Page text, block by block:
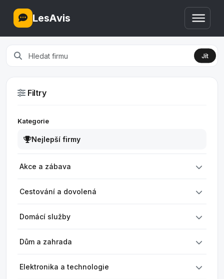
LesAvis
Jít
Filtry
Kategorie
Nejlepší firmy
Akce a zábava
Cestování a dovolená
Domácí služby
Dům a zahrada
Elektronika a technologie